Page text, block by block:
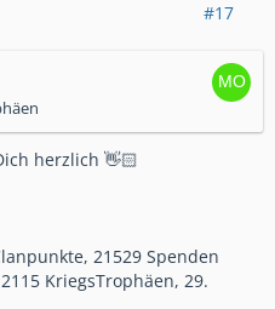
#17
herzlich 👋🏻
21529 Spenden
KriegsTrophäen, 29.